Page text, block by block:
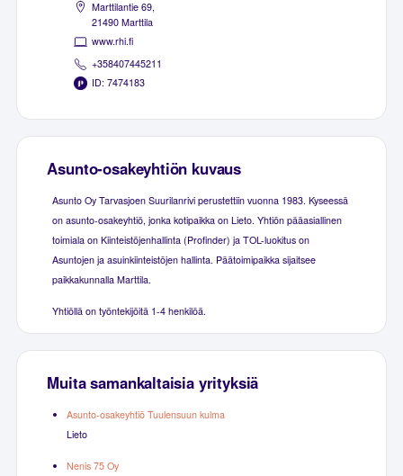
Marttilantie 69,
21490 Marttila
www.rhi.fi
+358407445211
ID: 7474183
Asunto-osakeyhtiön kuvaus
Asunto Oy Tarvasjoen Suurilanrivi perustettiin vuonna 1983. Kyseessä
on asunto-osakeyhtiö, jonka kotipaikka on Lieto. Yhtiön pääasiallinen
toimiala on Kiinteistöjenhallinta (Profinder) ja TOL-luokitus on
Asuntojen ja asuinkiinteistöjen hallinta. Päätoimipaikka sijaitsee
paikkakunnalla Marttila.
Yhtiöllä on työntekijöitä 1-4 henkilöä.
Muita samankaltaisia yrityksiä
Asunto-osakeyhtiö Tuulensuun kulma
Lieto
Nenis 75 Oy